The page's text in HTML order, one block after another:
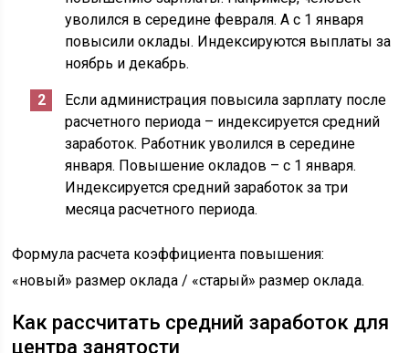
уволился в середине февраля. А с 1 января
повысили оклады. Индексируются выплаты за
ноябрь и декабрь.
Если администрация повысила зарплату после
расчетного периода – индексируется средний
заработок. Работник уволился в середине
января. Повышение окладов – с 1 января.
Индексируется средний заработок за три
месяца расчетного периода.
Формула расчета коэффициента повышения:
«новый» размер оклада / «старый» размер оклада.
Как рассчитать средний заработок для
центра занятости